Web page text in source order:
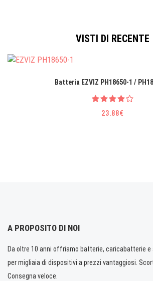
VISTI DI RECENTE
Batteria EZVIZ PH18650-1 /
23.88€
A PROPOSITO DI NOI
Da oltre 10 anni offriamo batterie, caricabatterie
per migliaia di dispositivi a prezzi vantaggiosi.
Consegna veloce.